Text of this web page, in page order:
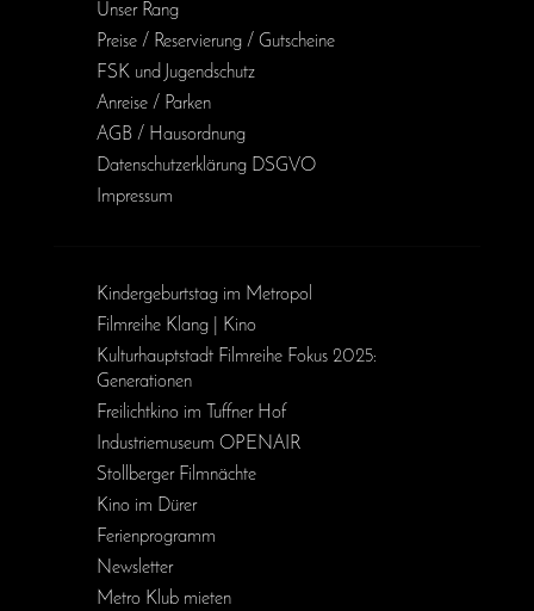
Unser Rang
Preise / Reservierung / Gutscheine
FSK und Jugendschutz
Anreise / Parken
AGB / Haus­ordnung
Daten­schutz­erklärung DSGVO
Impressum
Kinder­geburts­tag im Metropol
Filmreihe Klang | Kino
Kulturhauptstadt Filmreihe Fokus 2025:
Generationen
Freilichtkino im Tuffner Hof
Industriemuseum OPENAIR
Stollberger Filmnächte
Kino im Dürer
Ferienprogramm
Newsletter
Metro Klub mieten